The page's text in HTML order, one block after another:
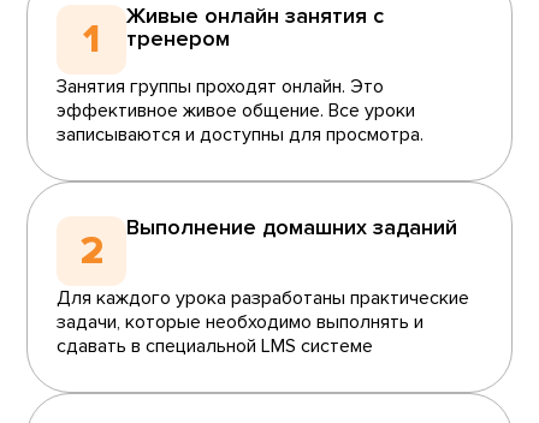
1
Живые онлайн занятия с
тренером
Занятия группы проходят онлайн. Это
эффективное живое общение. Все уроки
записываются и доступны для просмотра.
2 Выполнение домашних заданий
Для каждого урока разработаны практические
задачи, которые необходимо выполнять и
сдавать в специальной LMS системе